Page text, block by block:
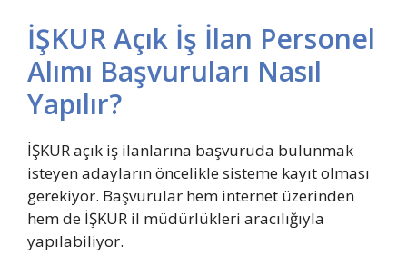
İŞKUR Açık İş İlan Personel
Alımı Başvuruları Nasıl
Yapılır?
İŞKUR açık iş ilanlarına başvuruda bulunmak
isteyen adayların öncelikle sisteme kayıt olması
gerekiyor. Başvurular hem internet üzerinden
hem de İŞKUR il müdürlükleri aracılığıyla
yapılabiliyor.